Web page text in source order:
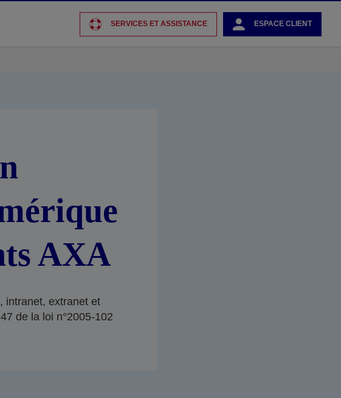
SERVICES ET ASSISTANCE ESPACE CLIENT
AXA
intranet, extranet et
de la loi n°2005-102